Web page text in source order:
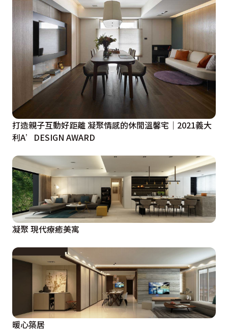
打造親子互動好距離 凝聚情感的休閒溫馨宅｜2021義大
利A’DESIGN AWARD
凝聚 現代療癒美寓
暖心築居